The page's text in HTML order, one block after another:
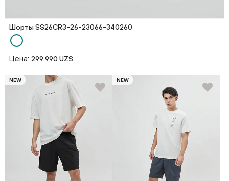
Шорты SS26CR3-26-23066-340260
Цена: 299 990 UZS
NEW NEW